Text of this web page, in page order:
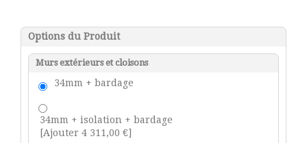
Options du Produit
Murs extérieurs et cloisons
34mm + bardage
34mm + isolation + bardage
[Ajouter 4 311,00 €]